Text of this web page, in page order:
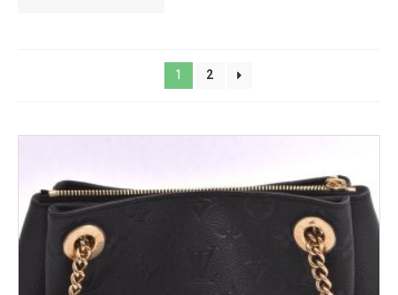
Södra Hamngatan
1 2